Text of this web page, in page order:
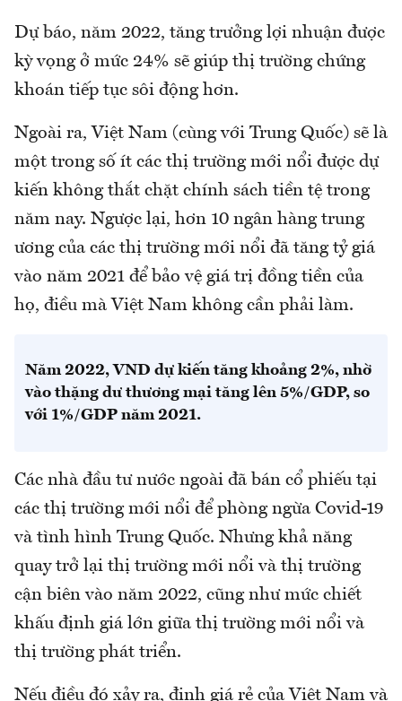
Dự báo, năm 2022, tăng trưởng lợi nhuận được
kỳ vọng ở mức 24% sẽ giúp thị trường chứng
khoán tiếp tục sôi động hơn.
Ngoài ra, Việt Nam (cùng với Trung Quốc) sẽ là
một trong số ít các thị trường mới nổi được dự
kiến không thắt chặt chính sách tiền tệ trong
năm nay. Ngược lại, hơn 10 ngân hàng trung
ương của các thị trường mới nổi đã tăng tỷ giá
vào năm 2021 để bảo vệ giá trị đồng tiền của
họ, điều mà Việt Nam không cần phải làm.
Năm 2022, VND dự kiến tăng khoảng 2%, nhờ
vào thặng dư thương mại tăng lên 5%/GDP, so
với 1%/GDP năm 2021.
Các nhà đầu tư nước ngoài đã bán cổ phiếu tại
các thị trường mới nổi để phòng ngừa Covid-19
và tình hình Trung Quốc. Nhưng khả năng
quay trở lại thị trường mới nổi và thị trường
cận biên vào năm 2022, cũng như mức chiết
khấu định giá lớn giữa thị trường mới nổi và
thị trường phát triển.
Nếu điều đó xảy ra, định giá rẻ của Việt Nam và